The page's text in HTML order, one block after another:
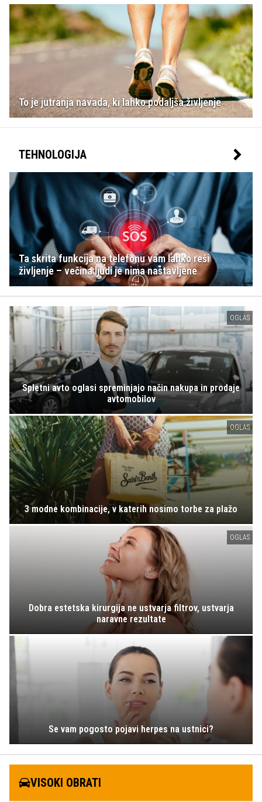
To je jutranja navada, ki lahko podaljša življenje
TEHNOLOGIJA
Ta skrita funkcija na telefonu vam lahko reši
življenje – večina ljudi je nima nastavljene
OGLAS
Spletni avto oglasi spreminjajo način nakupa in prodaje
avtomobilov
OGLAS
3 modne kombinacije, v katerih nosimo torbe za plažo
OGLAS
Dobra estetska kirurgija ne ustvarja filtrov, ustvarja
naravne rezultate
Se vam pogosto pojavi herpes na ustnici?
VISOKI OBRATI